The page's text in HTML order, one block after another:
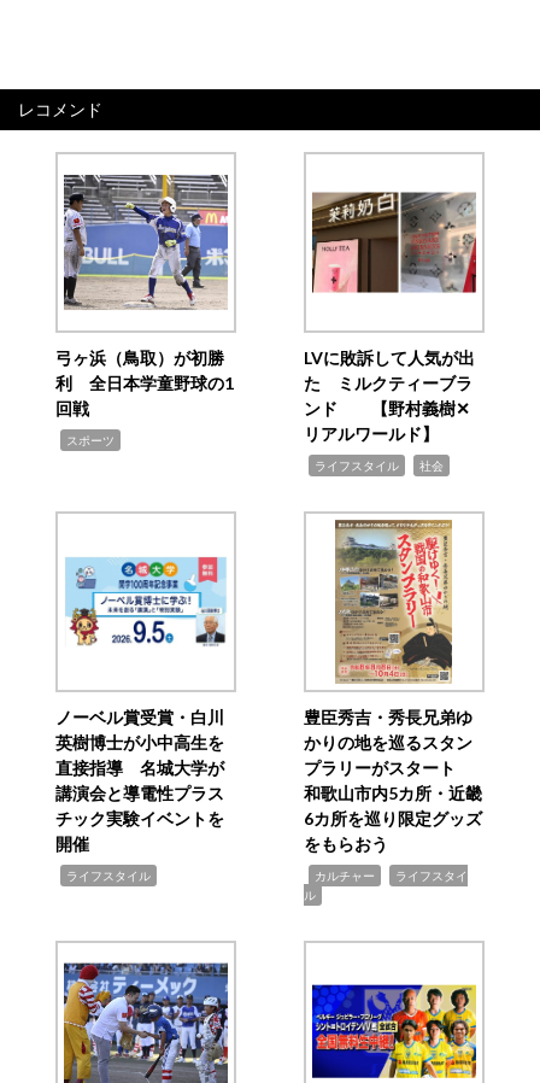
レコメンド
弓ヶ浜（鳥取）が初勝
利 全日本学童野球の1
回戦
スポーツ
LVに敗訴して人気が出
た ミルクティーブラ
ンド 【野村義樹✕
リアルワールド】
ライフスタイル 社会
ノーベル賞受賞・白川
英樹博士が小中高生を
直接指導 名城大学が
講演会と導電性プラス
チック実験イベントを
開催
ライフスタイル
豊臣秀吉・秀長兄弟ゆ
かりの地を巡るスタン
プラリーがスタート
和歌山市内5カ所・近畿
6カ所を巡り限定グッズ
をもらおう
カルチャー
ライフスタイ
ル